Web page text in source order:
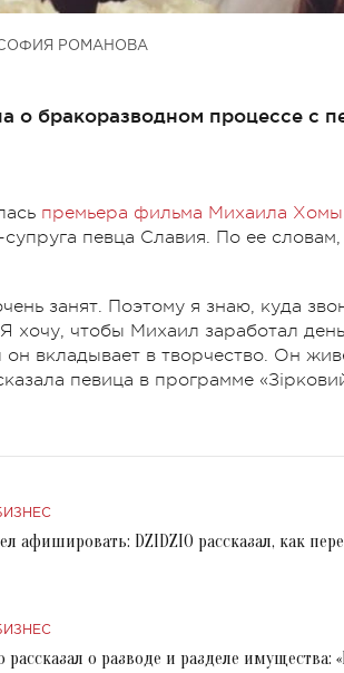
РОМАНОВА
о бракоразводном процессе с
премьера фильма Михаила
супруга певца Славия. По ее
занят. Поэтому я знаю, куда
хочу, чтобы Михаил заработал
вкладывает в творчество. Он
певица в программе
афишировать: DZIDZIO рассказал, как
рассказал о разводе и разделе